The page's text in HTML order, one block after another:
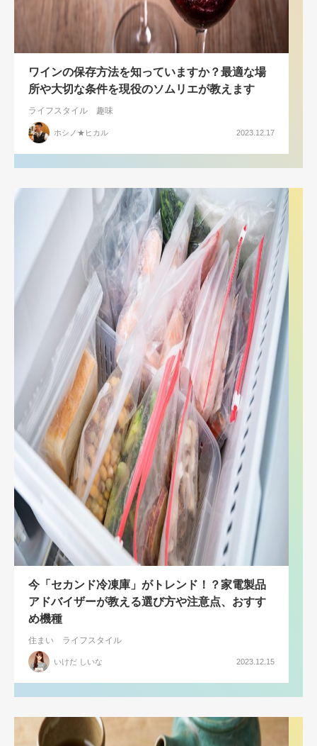
ワインの保存方法を知っていますか？最適な場
所や大切な条件を現役のソムリエが教えます
ライフスタイル 趣味
ホシノ★ヒカル 2023.12.17
今「セカンド冷凍庫」がトレンド！？家電製品
アドバイザーが教える選び方や注意点、おすす
め機種
住まい ライフスタイル
いけだ しいな 2023.12.15